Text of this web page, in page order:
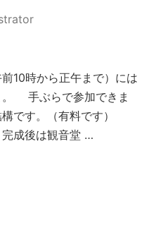
10時から正午まで）には
。 手ぶらで参加できま
構です。（有料です）
成後は観音堂 …